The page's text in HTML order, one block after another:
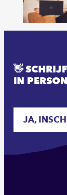
👋
IN PERSON
JA,